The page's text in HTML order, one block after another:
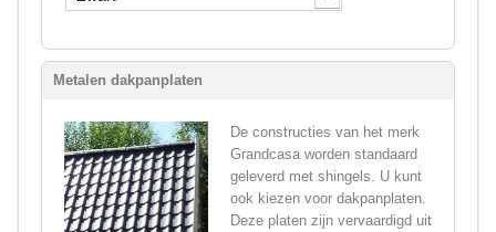
Metalen dakpanplaten
De constructies van het merk
Grandcasa worden standaard
geleverd met shingels. U kunt
ook kiezen voor dakpanplaten.
Deze platen zijn vervaardigd uit